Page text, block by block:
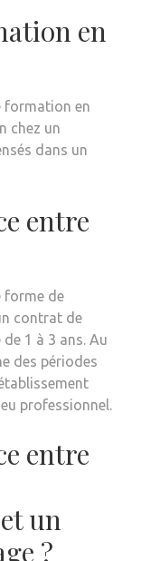
en
formation en
chez un
dans un
entre
forme de
contrat de
1 à 3 ans. Au
des périodes
professionnel.
entre
un
?